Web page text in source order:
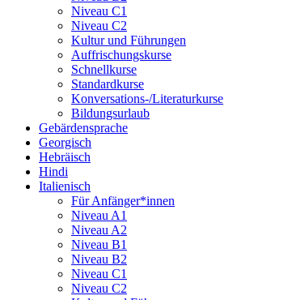
Niveau C1
Niveau C2
Kultur und Führungen
Auffrischungskurse
Schnellkurse
Standardkurse
Konversations-/Literaturkurse
Bildungsurlaub
Gebärdensprache
Georgisch
Hebräisch
Hindi
Italienisch
Für Anfänger*innen
Niveau A1
Niveau A2
Niveau B1
Niveau B2
Niveau C1
Niveau C2